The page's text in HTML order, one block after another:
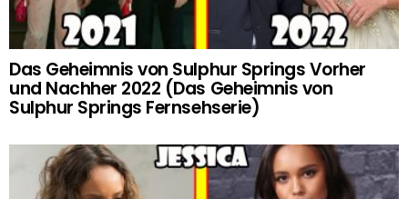
Das Geheimnis von Sulphur Springs Vorher
und Nachher 2022 (Das Geheimnis von
Sulphur Springs Fernsehserie)